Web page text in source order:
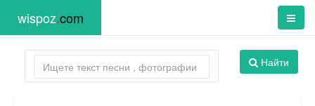
wispoz.com
Найти